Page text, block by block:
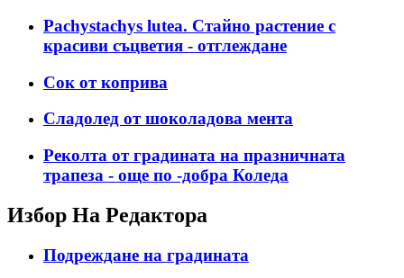
Pachystachys lutea. Стайно растение с
красиви съцветия - отглеждане
Сок от коприва
Сладолед от шоколадова мента
Реколта от градината на празничната
трапеза - още по -добра Коледа
Избор На Редактора
Подреждане на градината